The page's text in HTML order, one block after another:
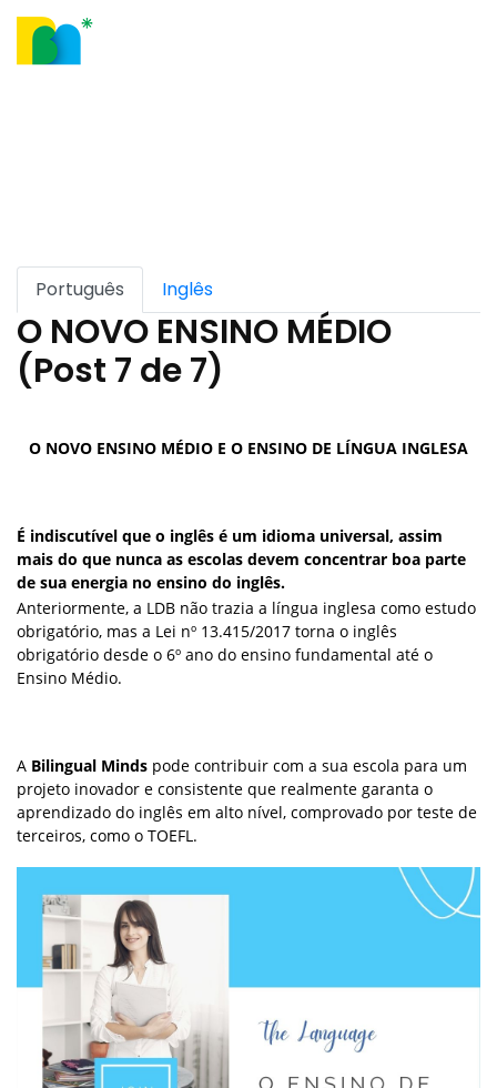
Português Inglês
O NOVO ENSINO MÉDIO
(Post 7 de 7)
O NOVO ENSINO MÉDIO E O ENSINO DE LÍNGUA INGLESA
É indiscutível que o inglês é um idioma universal, assim
mais do que nunca as escolas devem concentrar boa parte
de sua energia no ensino do inglês.
Anteriormente, a LDB não trazia a língua inglesa como estudo
obrigatório, mas a Lei nº 13.415/2017 torna o inglês
obrigatório desde o 6º ano do ensino fundamental até o
Ensino Médio.
A Bilingual Minds pode contribuir com a sua escola para um
projeto inovador e consistente que realmente garanta o
aprendizado do inglês em alto nível, comprovado por teste de
terceiros, como o TOEFL.